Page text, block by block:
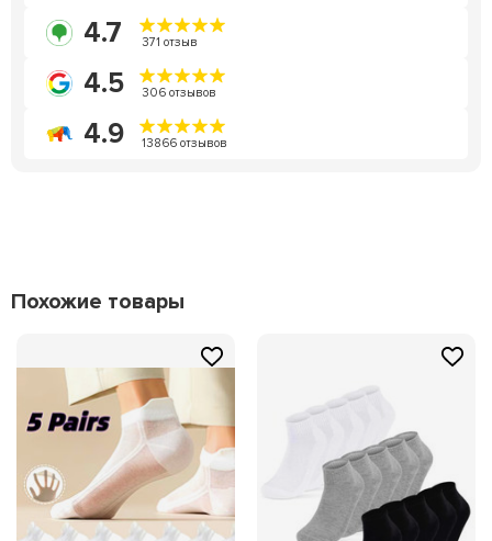
4.7 371 отзыв
4.5 306 отзывов
4.9 13866 отзывов
Похожие товары